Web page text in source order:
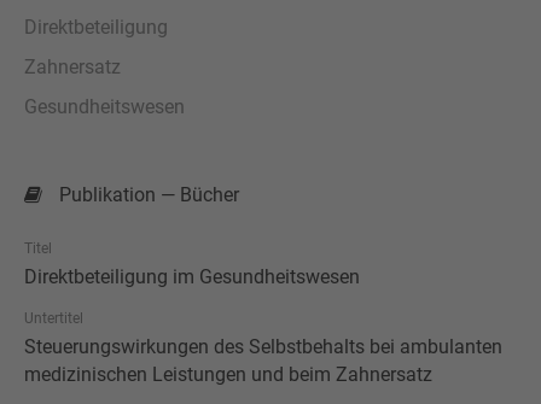
Direktbeteiligung
Zahnersatz
Gesundheitswesen
Publikation — Bücher
Titel
Direktbeteiligung im Gesundheitswesen
Untertitel
Steuerungswirkungen des Selbstbehalts bei ambulanten
medizinischen Leistungen und beim Zahnersatz